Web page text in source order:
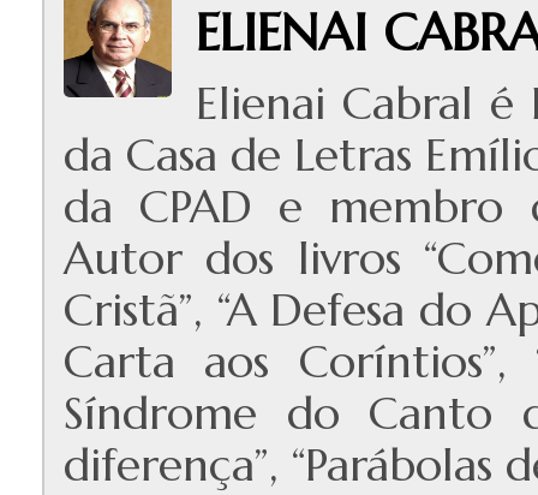
ELIENAI
Elienai Cabral
da Casa de Letras
da CPAD e membro
Autor dos livros
Cristã”, “A Defesa do
Carta aos Coríntios”,
Síndrome do Canto
diferença”, “Parábolas